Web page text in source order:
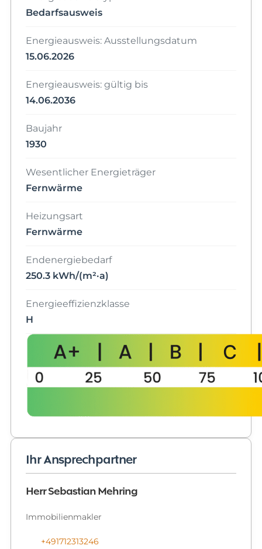
Bedarfsausweis
Energieausweis: Ausstellungsdatum
15.06.2026
Energieausweis: gültig bis
14.06.2036
Baujahr
1930
Wesentlicher Energieträger
Fernwärme
Heizungsart
Fernwärme
Endenergiebedarf
250.3 kWh/(m²·a)
Energieeffizienzklasse
H
Ihr Ansprechpartner
Herr Sebastian Mehring
Immobilienmakler
+491712313246